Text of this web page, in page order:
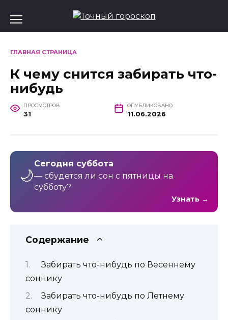
содержанию
ГЛАВНАЯ СТРАНИЦА
К чему снится забирать что-
нибудь
ПРОСМОТРОВ
31
ОПУБЛИКОВАНО
11.06.2026
🌙
Сегодня суббота
— сбудется ли сон с пятницы на
субботу?
Узнать →
Содержание
Забирать что-нибудь по Весеннему
соннику
Забирать что-нибудь по Летнему
соннику